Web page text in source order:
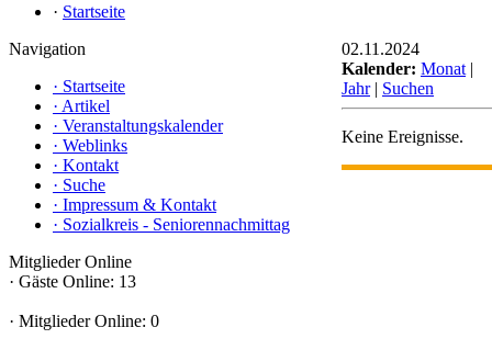
· Startseite
Navigation
· Startseite
· Artikel
· Veranstaltungskalender
· Weblinks
· Kontakt
· Suche
· Impressum & Kontakt
· Sozialkreis - Seniorennachmittag
Mitglieder Online
· Gäste Online: 13
· Mitglieder Online: 0
02.11.2024
Kalender: Monat |
Jahr| Suchen
Keine Ereignisse.